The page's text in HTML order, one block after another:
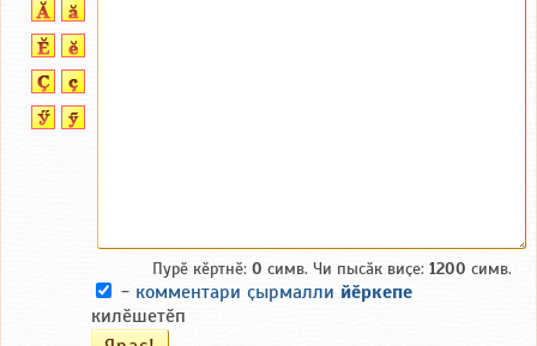
Пурӗ кӗртнӗ: 0 симв. Чи пысӑк виҫе: 1200 симв.
- комментари ҫырмалли йӗркепе
килӗшетӗп